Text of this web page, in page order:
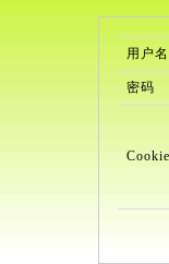
用户名
密码